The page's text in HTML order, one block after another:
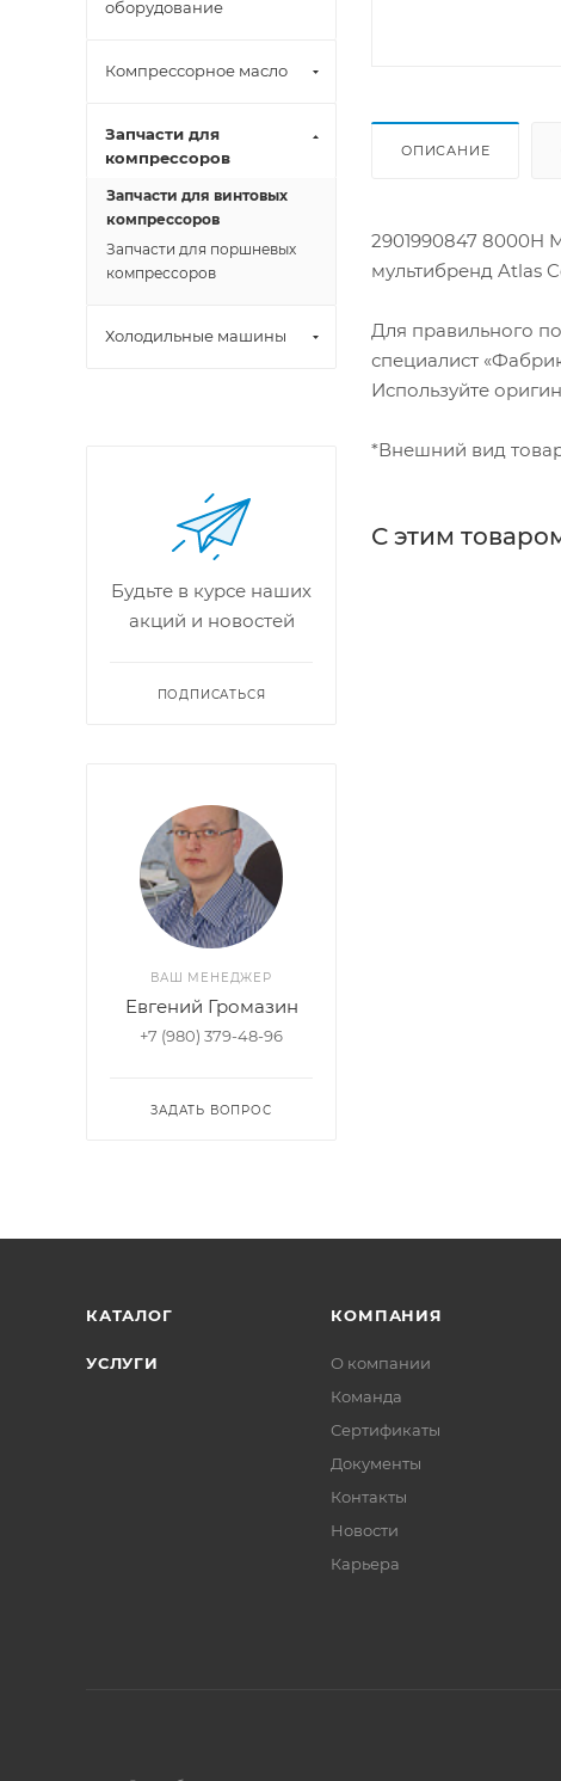
ОПИСАНИЕ
2901990847 8000H
мультибренд Atlas
Для правильного
специалист
Используйте
*Внешний вид
С этим
оборудование
Компрессорное масло
Запчасти для
компрессоров
Запчасти для винтовых
компрессоров
Запчасти для поршневых
компрессоров
Холодильные машины
Будьте в курсе наших
акций и новостей
ПОДПИСАТЬСЯ
ВАШ МЕНЕДЖЕР
Евгений Громазин
+7 (980) 379-48-96
ЗАДАТЬ ВОПРОС
КАТАЛОГ
УСЛУГИ
КОМПАНИЯ
О компании
Команда
Сертификаты
Документы
Контакты
Новости
Карьера